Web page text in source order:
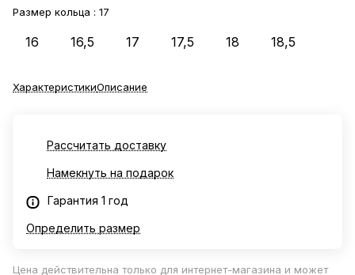
Размер кольца : 17
16 16,5 17 17,5 18 18,5
ХарактеристикиОписание
Рассчитать доставку
Намекнуть на подарок
Гарантия 1 год
Определить размер
Цена действительна только для интернет-магазина и может